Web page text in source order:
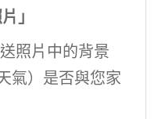
」
照片中的背景
氣）是否與您家